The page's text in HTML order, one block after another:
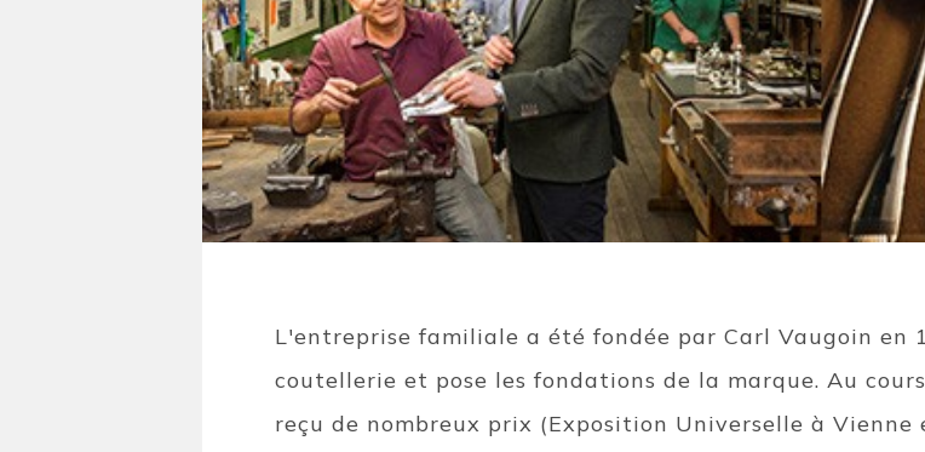
L'entreprise familiale a été fondée par Carl Vaugoin en
coutellerie et pose les fondations de la marque. Au
reçu de nombreux prix (Exposition Universelle à Vienne